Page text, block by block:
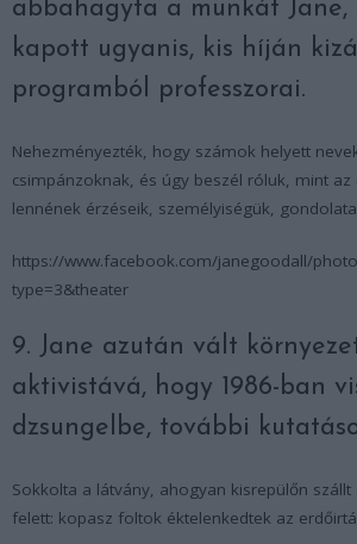
abbahagyta a munkát Jane,
kapott ugyanis, kis híján
programból professzorai.
Nehezményezték, hogy számok helyett
csimpánzoknak, és úgy beszél róluk, mint
lennének érzéseik, személyiségük,
https://www.facebook.com/janegoodall/
type=3&theater
9. Jane azután vált
aktivistává, hogy 1986-ban
dzsungelbe, további
Sokkolta a látvány, ahogyan kisrepülőn
felett: kopasz foltok éktelenkedtek az